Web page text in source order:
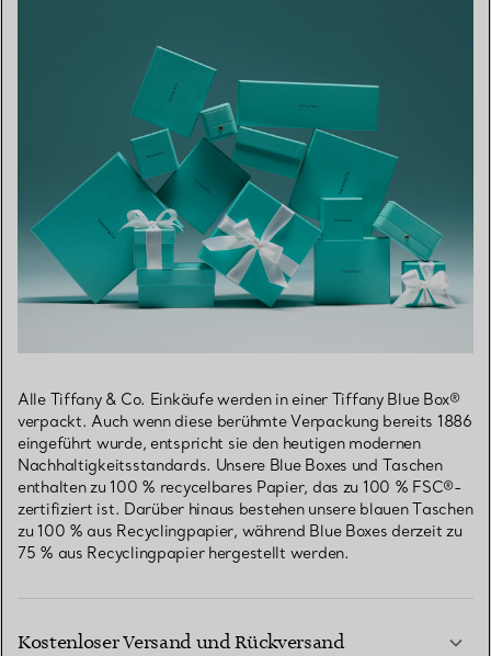
Alle Tiffany & Co. Einkäufe werden in einer Tiffany Blue Box®
verpackt. Auch wenn diese berühmte Verpackung bereits 1886
eingeführt wurde, entspricht sie den heutigen modernen
Nachhaltigkeitsstandards. Unsere Blue Boxes und Taschen
enthalten zu 100 % recycelbares Papier, das zu 100 % FSC®-
zertifiziert ist. Darüber hinaus bestehen unsere blauen Taschen
zu 100 % aus Recyclingpapier, während Blue Boxes derzeit zu
75 % aus Recyclingpapier hergestellt werden.
Kostenloser Versand und Rückversand